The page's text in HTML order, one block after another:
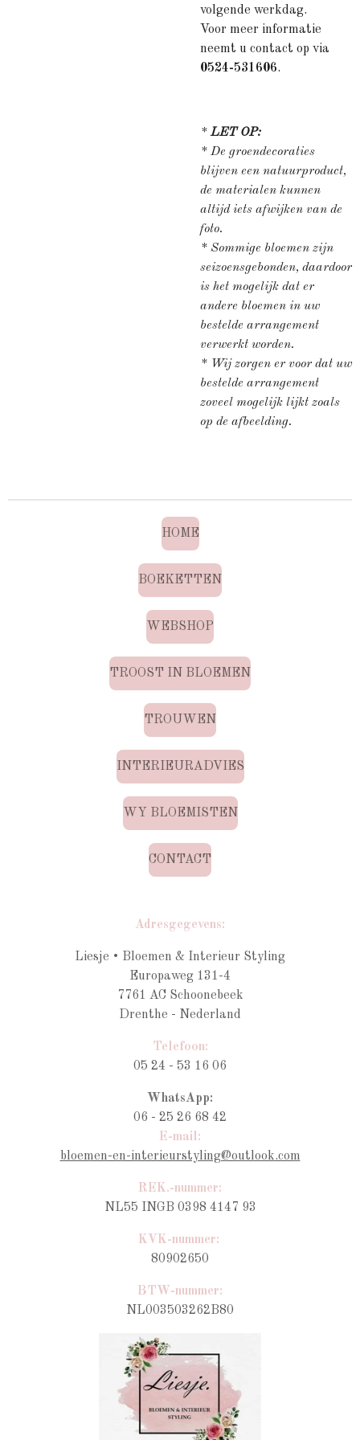
volgende werkdag.
Voor meer informatie
neemt u contact op via
0524-531606.
*LET OP:
* De groendecoraties
blijven een natuurproduct,
de materialen kunnen
altijd iets afwijken van de
foto.
* Sommige bloemen zijn
seizoensgebonden, daardoor
is het mogelijk dat er
andere bloemen in uw
bestelde arrangement
verwerkt worden.
* Wij zorgen er voor dat uw
bestelde arrangement
zoveel mogelijk lijkt zoals
op de afbeelding.
HOME
BOEKETTEN
WEBSHOP
TROOST IN BLOEMEN
TROUWEN
INTERIEURADVIES
WY BLOEMISTEN
CONTACT
Adresgegevens:
Liesje • Bloemen & Interieur Styling
Europaweg 131-4
7761 AC Schoonebeek
Drenthe - Nederland
Telefoon:
05 24 - 53 16 06
WhatsApp:
06 - 25 26 68 42
E-mail:
bloemen-en-interieurstyling@outlook.com
REK.-nummer:
NL55 INGB 0398 4147 93
KVK-nummer:
80902650
BTW-nummer:
NL003503262B80